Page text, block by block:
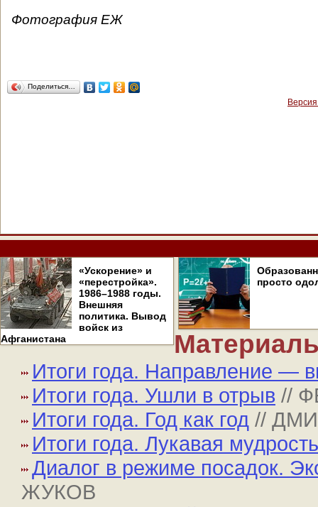
Фотография ЕЖ
Поделиться…
«Ускорение» и
«перестройка».
1986–1988 годы.
Внешняя
политика. Вывод
войск из
Афганистана
просто
Итоги года. Направление —
Итоги года. Ушли в отрыв //
Итоги года. Год как год //
Итоги года. Лукавая
Диалог в режиме посадок.
ЖУКОВ